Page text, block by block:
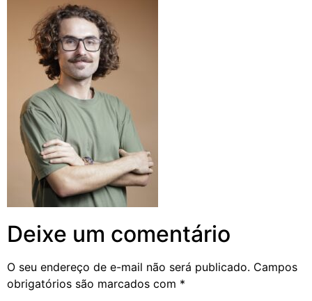
Deixe um comentário
O seu endereço de e-mail não será publicado. Campos
obrigatórios são marcados com *